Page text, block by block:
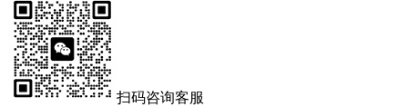
扫码咨询客服